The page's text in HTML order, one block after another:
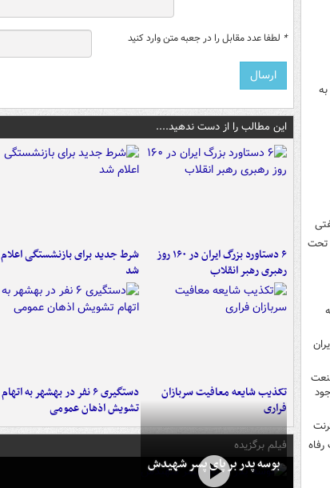
تحت
رفاه
* لطفا عدد مقابل را در جعبه متن وارد کنید
این مطالب را از دست ندهید....
۶ دستاورد بزرگ ایران در ۱۶۰ روز
رهبری رهبر انقلاب
شرط جدید برای بازنشستگی اعلام
شد
تکذیب شایعه معافیت سربازان
فراری
دستگیری ۶ نفر در بهشهر به اتهام
تشویش اذهان عمومی
فیلم برگزیده
بوسه‌ پدر بر پای پسر شهیدش